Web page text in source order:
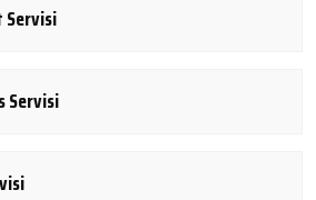
Servisi
Servisi